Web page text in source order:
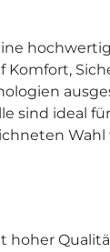
Komfort,
sind ideal
Wahl
hoher